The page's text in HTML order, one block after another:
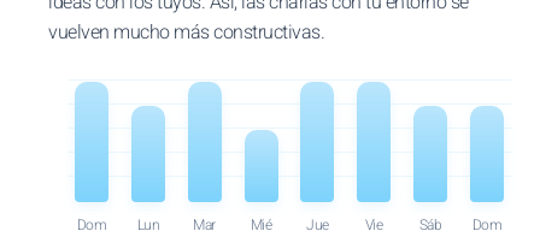
vuelven mucho más constructivas.
Dom Lun Mar Mié Jue Vie Sáb Dom